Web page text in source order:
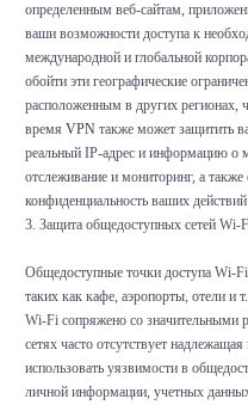
определенным веб-сайтам,
ваши возможности доступа к
международной и глобальной
обойти эти географические
расположенным в других регионах,
время VPNтакже может защитить
реальный IP-адрес и информацию о
отслеживание и мониторинг, а
конфиденциальность ваших
3. Защита общедоступных сетей Wi-
Общедоступные точки доступа Wi-
таких как кафе, аэропорты, отели и
Wi-Fi сопряжено со значительными
сетях часто отсутствует
использовать уязвимости в
личной информации, учетных